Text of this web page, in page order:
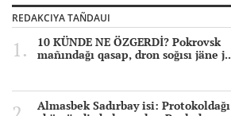
REDAKCIYA TAÑDAUI
10 KÜNDE NE ÖZGERDİ? Pokrovsk
mañındağı qasap, dron soğısı jäne j..
Almasbek Sadırbay isi: Protokoldağı